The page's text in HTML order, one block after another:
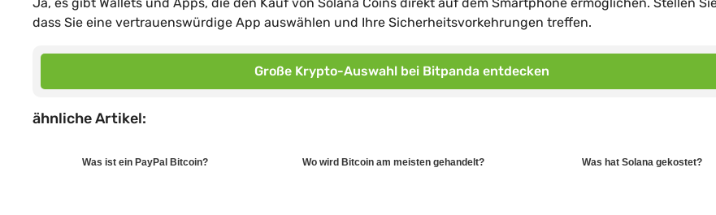
dass Sie eine vertrauenswürdige App auswählen und Ihre Sicherheitsvorkehrungen treffen.
Große Krypto-Auswahl bei Bitpanda entdecken
ähnliche Artikel:
Was ist ein PayPal Bitcoin? Wo wird Bitcoin am meisten gehandelt? Was hat Solana gekostet?